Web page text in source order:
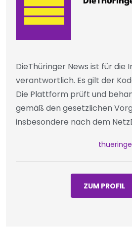
DieThüringer News ist für die
verantwortlich. Es gilt der
Die Plattform prüft und
gemäß den gesetzlichen
insbesondere nach dem
ZUM PROFIL